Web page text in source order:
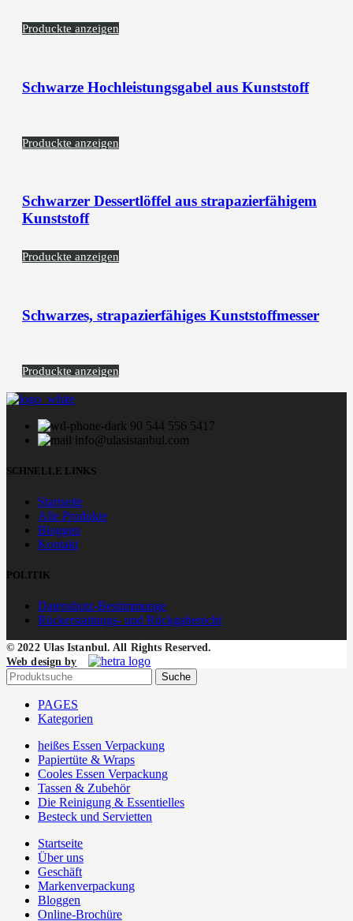
Produckte anzeigen
Schwarze Hochleistungsgabel aus Kunststoff
Produckte anzeigen
Schwarzer Dessertlöffel aus strapazierfähigem
Kunststoff
Produckte anzeigen
Schwarzes, strapazierfähiges Kunststoffmesser
Produckte anzeigen
90 544 556 5417
info@ulasistanbul.com
SCHNELLE LINKS
Startseite
Alle Produkte
Bloggen
Kontakt
POLITIK
Datenshutz-Bestimmunge
Rückerstattungs- und Rückgaberecht
© 2022 Ulas Istanbul. All Rights Reserved.
Web design by
Suche
PAGES
Kategorien
heißes Essen Verpackung
Papiertüte & Wraps
Cooles Essen Verpackung
Tassen & Zubehör
Die Reinigung & Essentielles
Besteck und Servietten
Startseite
Über uns
Geschäft
Markenverpackung
Bloggen
Online-Brochüre